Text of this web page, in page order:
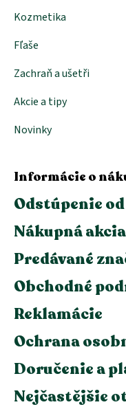
Kozmetika
Fľaše
Zachraň a ušetři
Akcie a tipy
Novinky
Informácie o
Odstúpenie
Nákupná
Predávané
Obchodné
Reklamácie
Ochrana
Doručenie a
Nejčastějšie